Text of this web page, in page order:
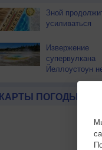
Зной
усиливаться
Извержение
супервулкана
Йеллоустоун
к уничтожению
КАРТЫ ПОГОДЫ